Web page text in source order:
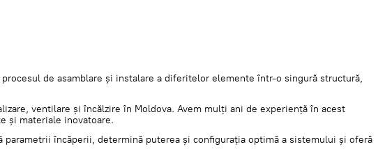
de asamblare și instalare a diferitelor elemente într-o singură structură,
ventilare și încălzire în Moldova. Avem mulți ani de experiență în acest
și materiale inovatoare.
încăperii, determină puterea și configurația optimă a sistemului și oferă